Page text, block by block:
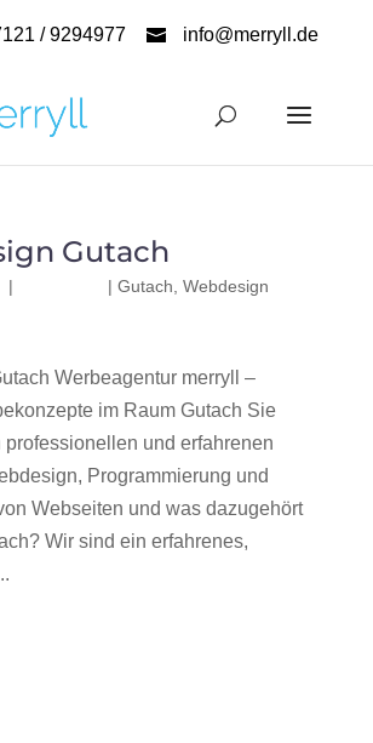
/ 9294977 info@merryll.de
Gutach
| | Gutach Webdesign
Werbeagentur merryll –
im Raum Gutach Sie
und erfahrenen
Programmierung und
Webseiten und was dazugehört
Wir sind ein erfahrenes,